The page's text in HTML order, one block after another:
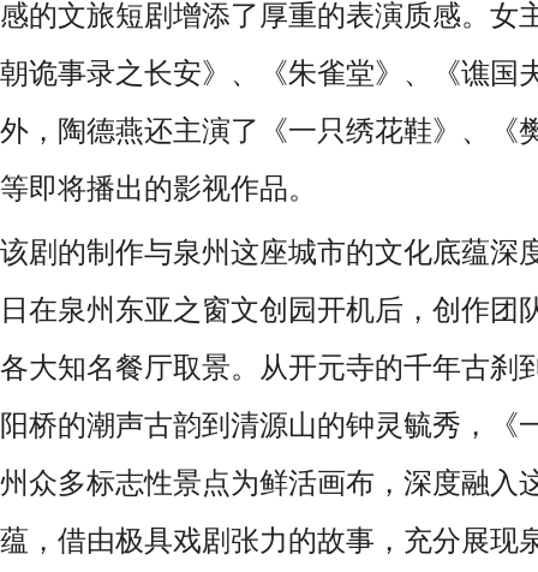
感的文旅短剧增添了厚重的表演质感。女
朝诡事录之长安》、《朱雀堂》、《谯国
外，陶德燕还主演了《一只绣花鞋》、《
等即将播出的影视作品。
该剧的制作与泉州这座城市的文化底蕴深
日在泉州东亚之窗文创园开机后，创作团
各大知名餐厅取景。从开元寺的千年古刹
阳桥的潮声古韵到清源山的钟灵毓秀，《
州众多标志性景点为鲜活画布，深度融入
蕴，借由极具戏剧张力的故事，充分展现